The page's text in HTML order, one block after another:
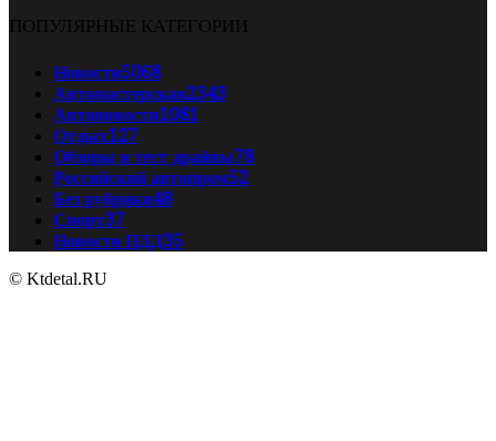
ПОПУЛЯРНЫЕ КАТЕГОРИИ
Новости5068
Автомастерская2343
Автоновости1081
Отдых127
Обзоры и тест драйвы78
Российский автопром52
Без рубрики48
Спорт37
Новости ПДД35
© Ktdetal.RU